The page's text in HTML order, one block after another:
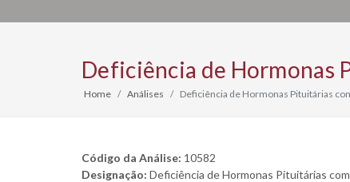
Deficiência de Hormonas
Home Análises Deficiência de Hormonas Pituitárias
Código da Análise: 10582
Designação: Deficiência de Hormonas Pituitárias